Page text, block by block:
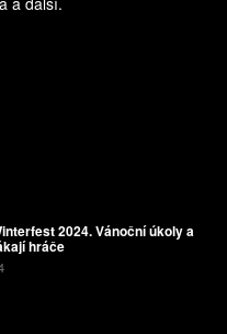
2024. Vánoční úkoly a
hráče